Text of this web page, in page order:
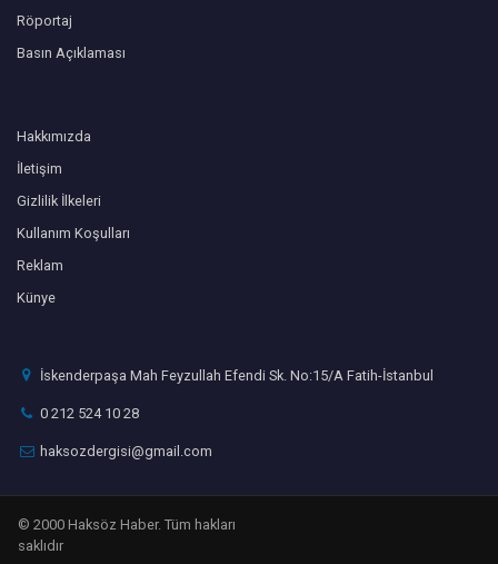
Röportaj
Basın Açıklaması
Hakkımızda
İletişim
Gizlilik İlkeleri
Kullanım Koşulları
Reklam
Künye
İskenderpaşa Mah Feyzullah Efendi Sk. No:15/A Fatih-İstanbul
0 212 524 10 28
haksozdergisi@gmail.com
© 2000 Haksöz Haber. Tüm hakları
saklıdır